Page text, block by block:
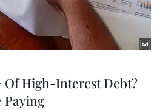
Of High-Interest Debt?
Paying